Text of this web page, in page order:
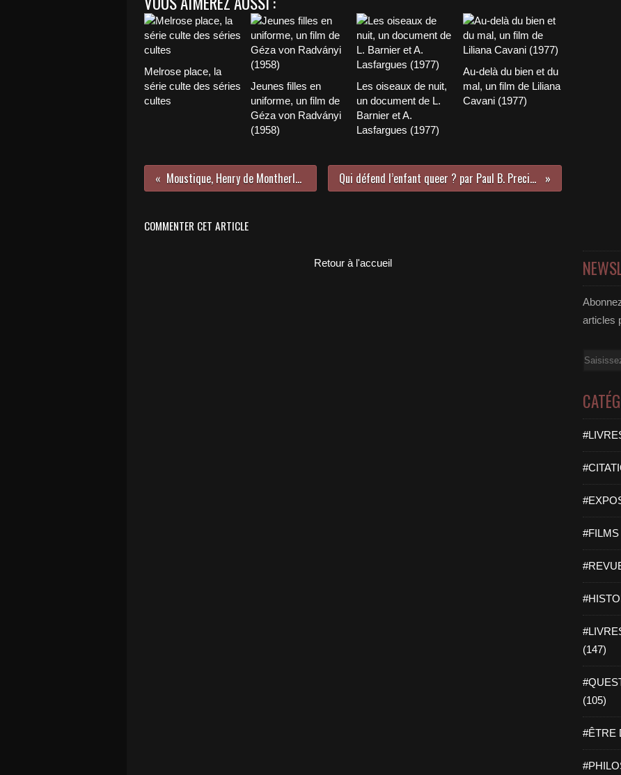
Melrose place, la
série culte des séries
cultes
Jeunes filles en
uniforme, un film de
Géza von Radványi
(1958)
Les oiseaux de nuit,
un document de L.
Barnier et A.
Lasfargues (1977)
Au-delà du bien et du
mal, un film de Liliana
Cavani (1977)
Moustique, Henry de Montherlant Qui défend l’enfant queer ? par Paul B. Preciado
COMMENTER CET ARTICLE
Retour à l'accueil
articles
Email
#FILMS
(147)
(105)
#ÊTRE